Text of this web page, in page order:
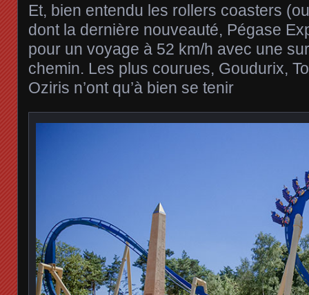
Et, bien entendu les rollers coasters
dont la dernière nouveauté, Pégase
pour un voyage à 52 km/h avec une
chemin. Les plus courues, Goudurix,
Oziris n’ont qu’à bien se tenir